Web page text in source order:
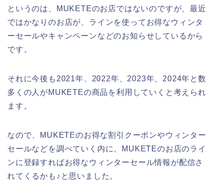
というのは、MUKETEのお店ではないのですが、最近
ではかなりのお店が、ラインを使ってお得なウィンタ
ーセールやキャンペーンなどのお知らせしているから
です。
それに今後も2021年、2022年、2023年、2024年と数
多くの人がMUKETEの商品を利用していくと考えられ
ます。
なので、MUKETEのお得な割引クーポンやウィンター
セールなどを調べていく内に、MUKETEのお店のライ
ンに登録すればお得なウィンターセール情報が配信さ
れてくるかも♪と思いました。